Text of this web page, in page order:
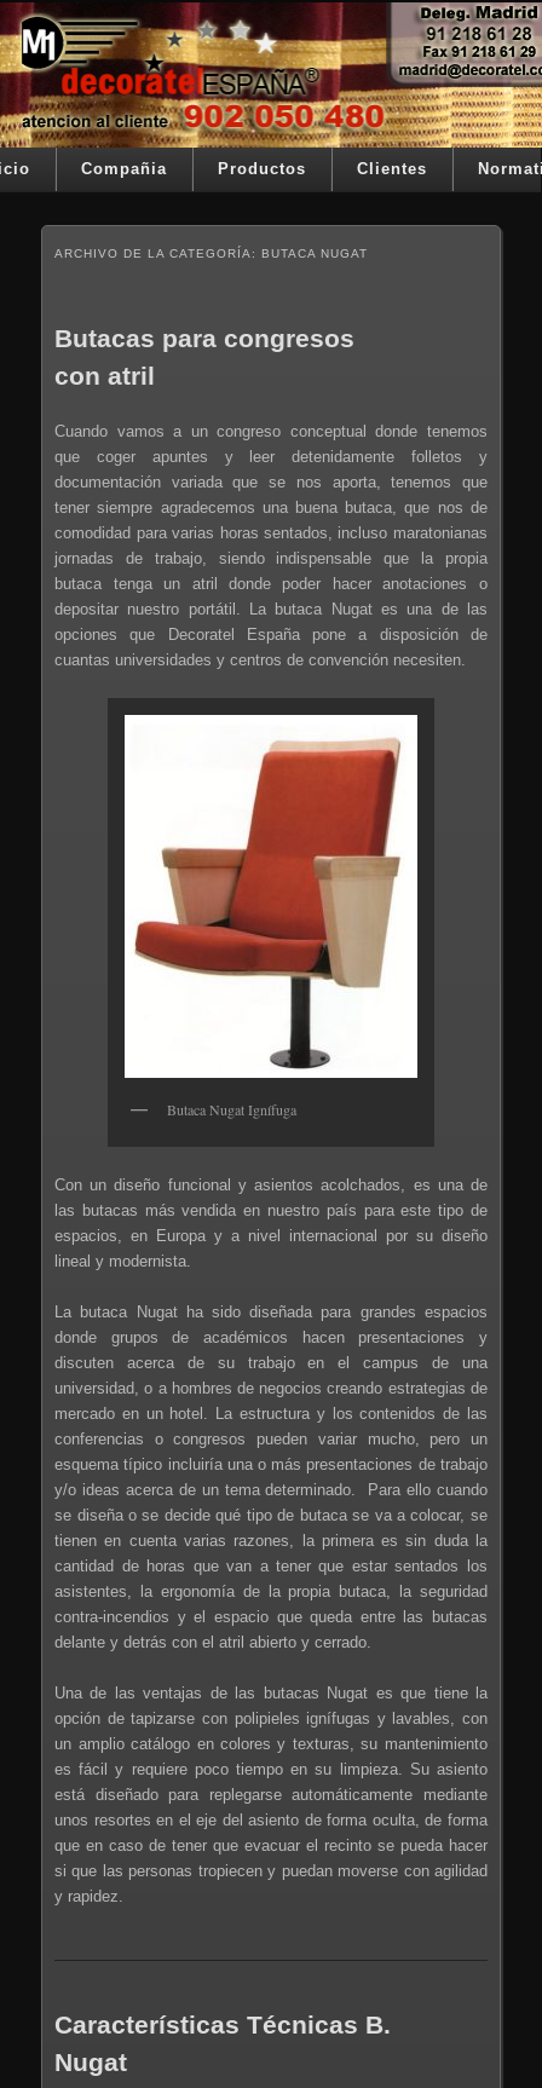
Ir al contenido principal
Ir al contenido secundario
Decoratel España
Su telon de teatro es nuestra razón de ser
Menú principalCompañia Productos Clientes
ARCHIVO DE LA CATEGORÍA: BUTACA NUGAT
Butacas para congresos
con atril
Cuando vamos a un congreso conceptual donde tenemos
que coger apuntes y leer detenidamente folletos y
documentación variada que se nos aporta, tenemos que
tener siempre agradecemos una buena butaca, que nos de
comodidad para varias horas sentados, incluso maratonianas
jornadas de trabajo, siendo indispensable que la propia
butaca tenga un atril donde poder hacer anotaciones o
depositar nuestro portátil. La butaca Nugat es una de las
opciones que Decoratel España pone a disposición de
cuantas universidades y centros de convención necesiten.
Butaca Nugat Ignífuga
Con un diseño funcional y asientos acolchados, es una de
las butacas más vendida en nuestro país para este tipo de
espacios, en Europa y a nivel internacional por su diseño
lineal y modernista.
La butaca Nugat ha sido diseñada para grandes espacios
donde grupos de académicos hacen presentaciones y
discuten acerca de su trabajo en el campus de una
universidad, o a hombres de negocios creando estrategias de
mercado en un hotel. La estructura y los contenidos de las
conferencias o congresos pueden variar mucho, pero un
esquema típico incluiría una o más presentaciones de trabajo
y/o ideas acerca de un tema determinado. Para ello cuando
se diseña o se decide qué tipo de butaca se va a colocar, se
tienen en cuenta varias razones, la primera es sin duda la
cantidad de horas que van a tener que estar sentados los
asistentes, la ergonomía de la propia butaca, la seguridad
contra-incendios y el espacio que queda entre las butacas
delante y detrás con el atril abierto y cerrado.
Una de las ventajas de las butacas Nugat es que tiene la
opción de tapizarse con polipieles ignífugas y lavables, con
un amplio catálogo en colores y texturas, su mantenimiento
es fácil y requiere poco tiempo en su limpieza. Su asiento
está diseñado para replegarse automáticamente mediante
unos resortes en el eje del asiento de forma oculta, de forma
que en caso de tener que evacuar el recinto se pueda hacer
si que las personas tropiecen y puedan moverse con agilidad
y rapidez.
Características Técnicas B.
Nugat